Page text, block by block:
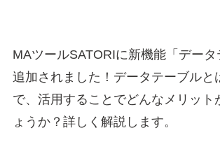
MAツールSATORIに新機能「デー
追加されました！データテーブルと
で、活用することでどんなメリット
ょうか？詳しく解説します。